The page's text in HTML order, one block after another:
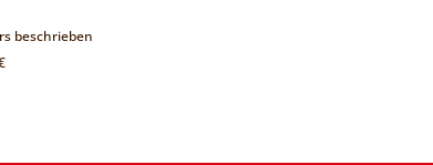
beschrieben